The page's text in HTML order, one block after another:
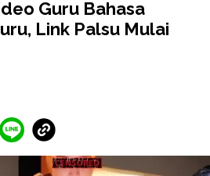
Guru Bahasa
Link Palsu Mulai